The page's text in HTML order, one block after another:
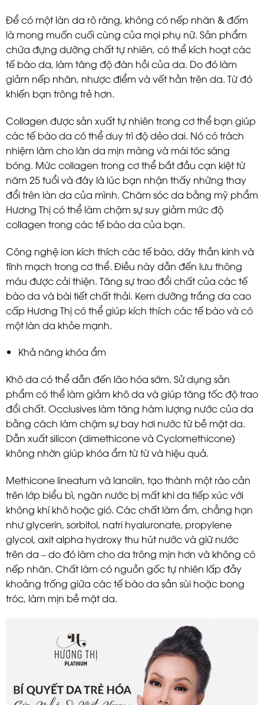
Để có một làn da rõ ràng, không có nếp nhăn & đốm
là mong muốn cuối cùng của mọi phụ nữ. Sản phẩm
chứa đựng dưỡng chất tự nhiên, có thể kích hoạt các
tế bào da, làm tăng độ đàn hồi của da. Do đó làm
giảm nếp nhăn, nhược điểm và vết hằn trên da. Từ đó
khiến bạn trông trẻ hơn.
Collagen được sản xuất tự nhiên trong cơ thể bạn giúp
các tế bào da có thể duy trì độ dẻo dai. Nó có trách
nhiệm làm cho làn da mịn màng và mái tóc sáng
bóng. Mức collagen trong cơ thể bắt đầu cạn kiệt từ
năm 25 tuổi và đây là lúc bạn nhận thấy những thay
đổi trên làn da của mình. Chăm sóc da bằng mỹ phẩm
Hương Thị có thể làm chậm sự suy giảm mức độ
collagen trong các tế bào da của bạn.
Công nghệ ion kích thích các tế bào, dây thần kinh và
tĩnh mạch trong cơ thể. Điều này dẫn đến lưu thông
máu được cải thiện. Tăng sự trao đổi chất của các tế
bào da và bài tiết chất thải. Kem dưỡng trắng da cao
cấp Hương Thị có thể giúp kích thích các tế bào và có
một làn da khỏe mạnh.
Khả năng khóa ẩm
Khô da có thể dẫn đến lão hóa sớm. Sử dụng sản
phẩm có thể làm giảm khô da và giúp tăng tốc độ trao
đổi chất. Occlusives làm tăng hàm lượng nước của da
bằng cách làm chậm sự bay hơi nước từ bề mặt da.
Dẫn xuất silicon (dimethicone và Cyclomethicone)
không nhờn giúp khóa ẩm từ từ và hiệu quả.
Methicone lineatum và lanolin, tạo thành một rào cản
trên lớp biểu bì, ngăn nước bị mất khi da tiếp xúc với
không khí khô hoặc gió. Các chất làm ẩm, chẳng hạn
như glycerin, sorbitol, natri hyaluronate, propylene
glycol, axit alpha hydroxy thu hút nước và giữ nước
trên da – do đó làm cho da trông mịn hơn và không có
nếp nhăn. Chất làm có nguồn gốc tự nhiên lấp đầy
khoảng trống giữa các tế bào da sần sùi hoặc bong
tróc, làm mịn bề mặt da.